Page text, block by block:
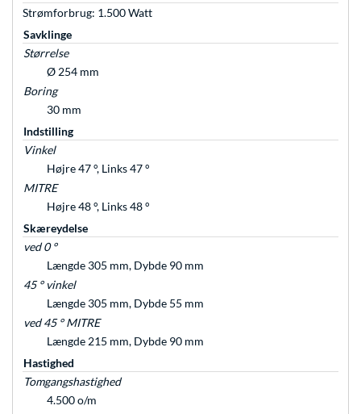
Strømforbrug: 1.500 Watt
Savklinge
Størrelse
Ø 254 mm
Boring
30 mm
Indstilling
Vinkel
Højre 47 °, Links 47 °
MITRE
Højre 48 °, Links 48 °
Skæreydelse
ved 0 °
Længde 305 mm, Dybde 90 mm
45 ° vinkel
Længde 305 mm, Dybde 55 mm
ved 45 ° MITRE
Længde 215 mm, Dybde 90 mm
Hastighed
Tomgangshastighed
4.500 o/m